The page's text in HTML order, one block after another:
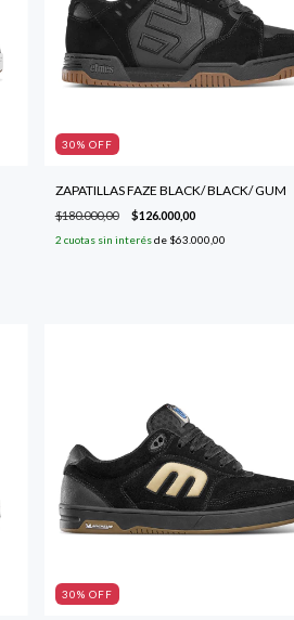
30% OFF
ZAPATILLAS FAZE BLACK/ BLACK/ GUM
$180.000,00 $126.000,00
2 cuotas sin interésde $63.000,00
30% OFF